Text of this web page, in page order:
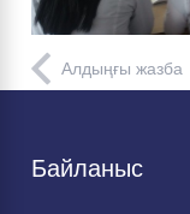
Алдыңғы жазба
Байланыс